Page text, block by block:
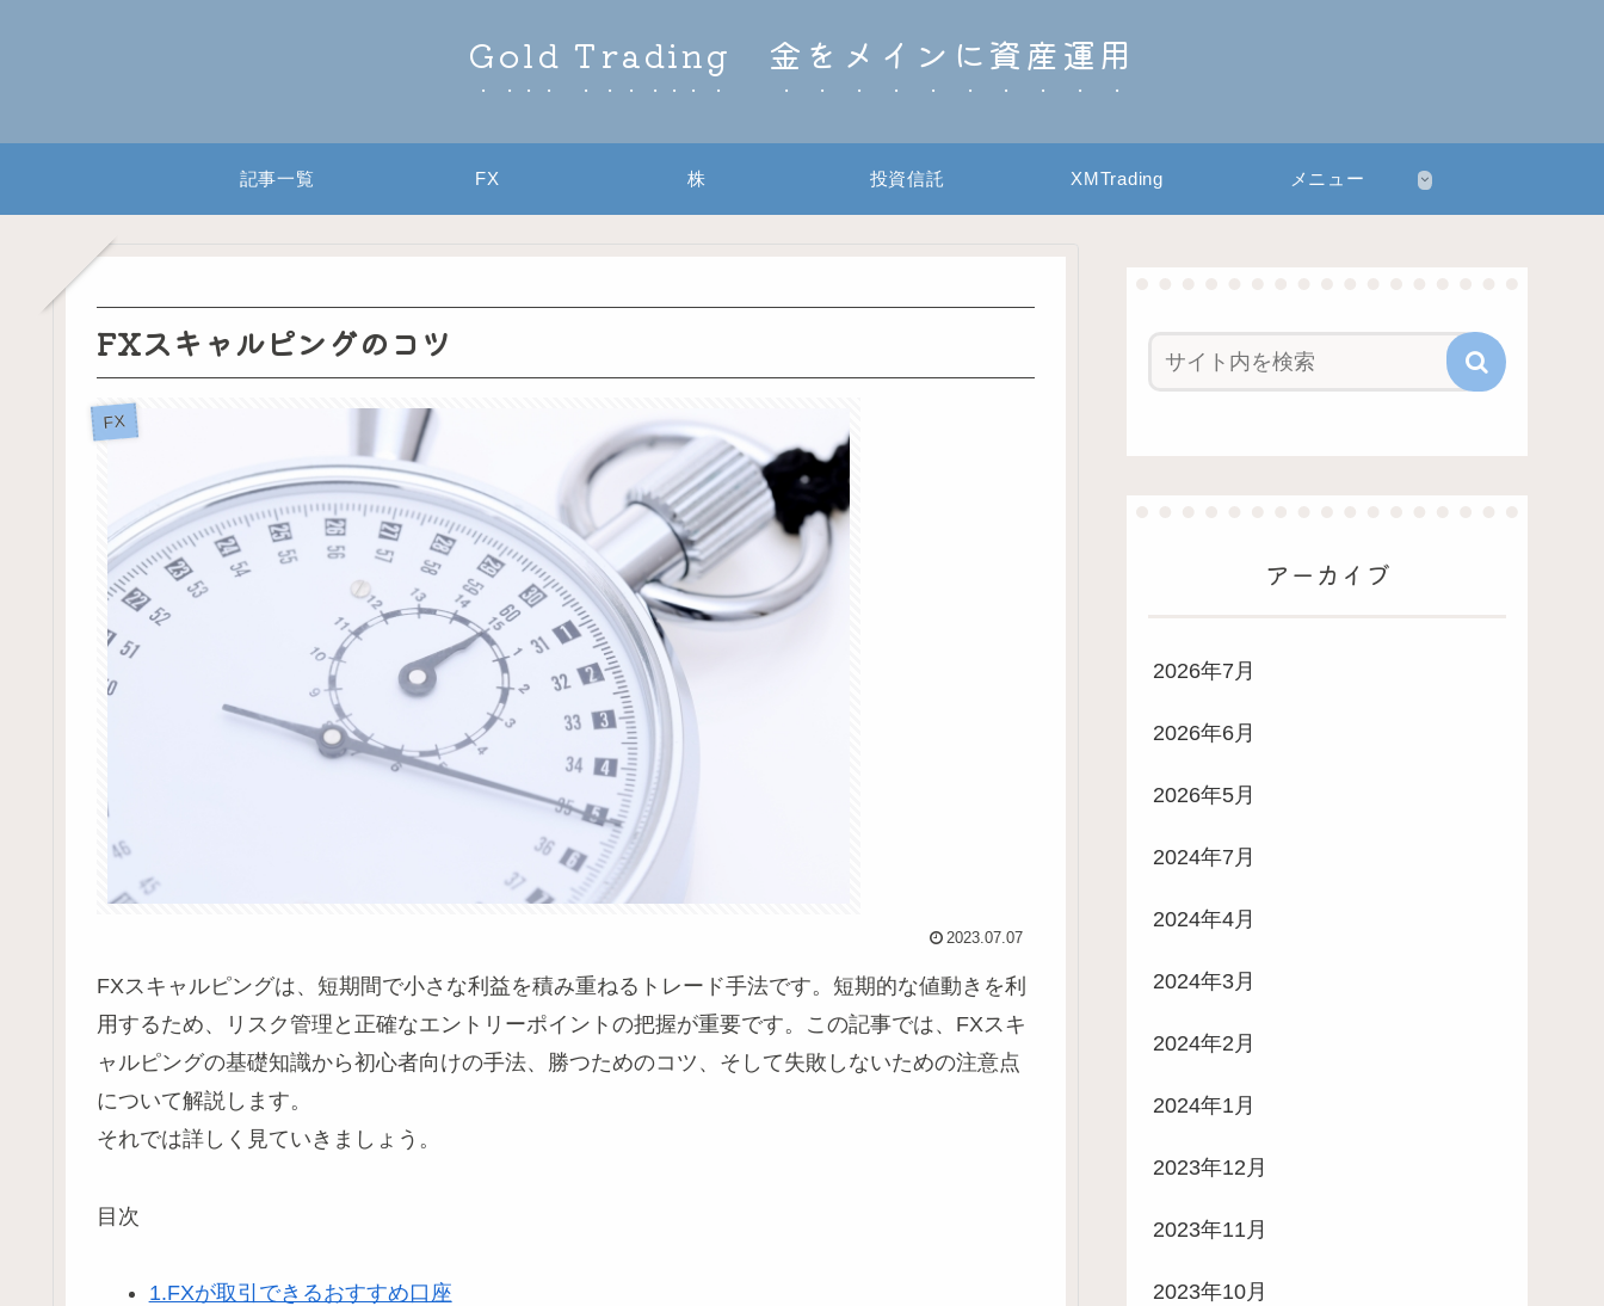
Gold Trading 金をメインに資産運用
記事一覧 FX 株 投資信託 XMTrading メニュー
FXスキャルピングのコツ
FX
2023.07.07
FXスキャルピングは、短期間で小さな利益を積み重ねるトレード手法です。短期的な値動きを利
用するため、リスク管理と正確なエントリーポイントの把握が重要です。この記事では、FXスキ
ャルピングの基礎知識から初心者向けの手法、勝つためのコツ、そして失敗しないための注意点
について解説します。
それでは詳しく見ていきましょう。
目次
1.FXが取引できるおすすめ口座
アーカイブ
2026年7月
2026年6月
2026年5月
2024年7月
2024年4月
2024年3月
2024年2月
2024年1月
2023年12月
2023年11月
2023年10月